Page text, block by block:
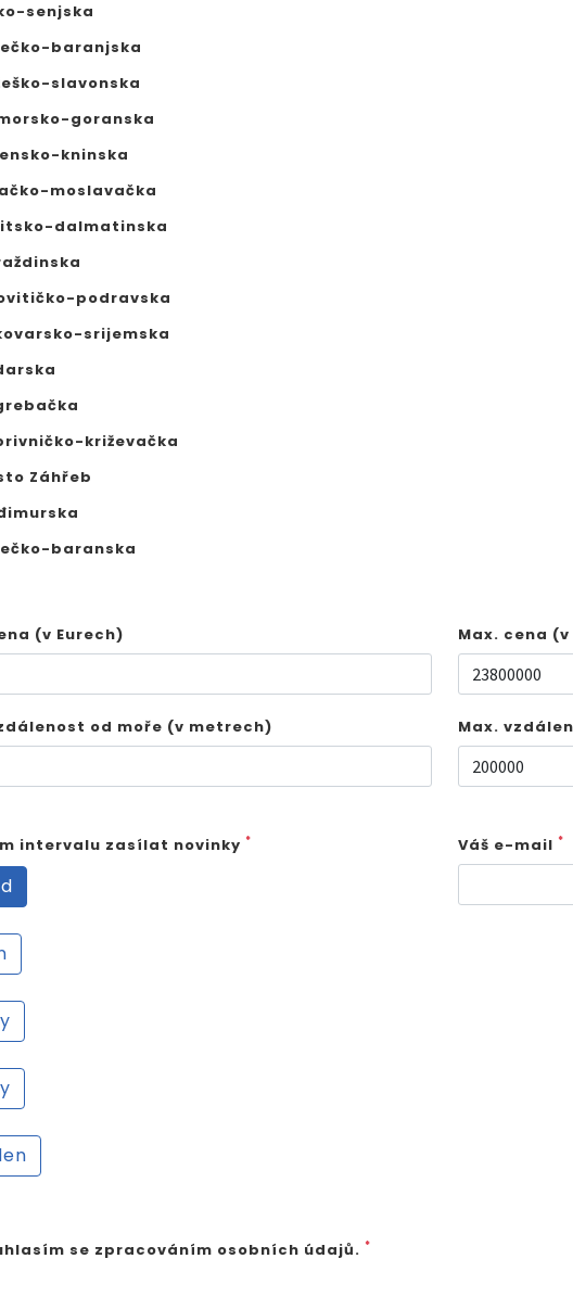
senjska
baranjska
slavonska
goranska
kninska
moslavačka
dalmatinska
podravska
srijemska
križevačka
Záhřeb
baranska
(v Eurech) Max. cena
od moře (v metrech) Max.
intervalu zasílat novinky * Váš e-mail *
se zpracováním osobních údajů. *